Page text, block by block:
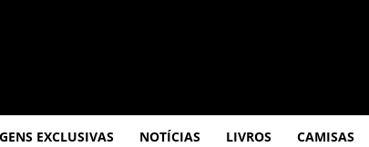
EXCLUSIVAS NOTÍCIAS LIVROS CAMISAS